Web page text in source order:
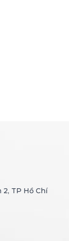
2, TP Hồ Chí